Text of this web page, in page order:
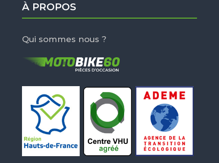
À PROPOS
Qui sommes nous ?